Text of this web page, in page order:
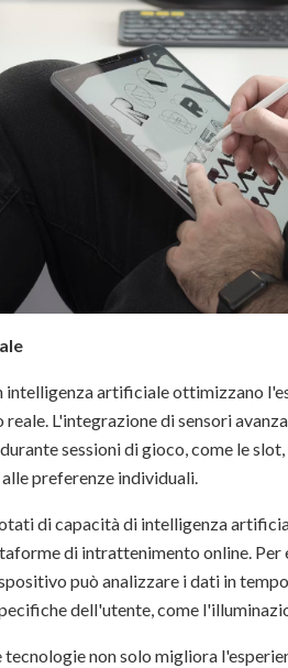
intelligenza artificiale ottimizzano
L'integrazione di sensori
sessioni di gioco, come le
preferenze individuali.
di capacità di intelligenza
di intrattenimento online. Per
può analizzare i dati in
dell'utente, come
non solo migliora